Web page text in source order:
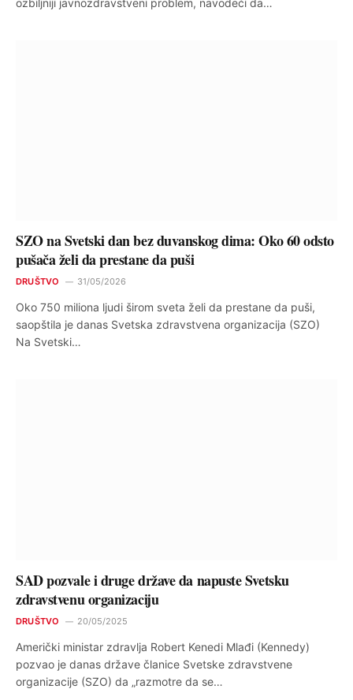
SZO na Svetski dan bez duvanskog dima: Oko 60 odsto
pušača želi da prestane da puši
DRUŠTVO 31/05/2026
Oko 750 miliona ljudi širom sveta želi da prestane da puši,
saopštila je danas Svetska zdravstvena organizacija (SZO)
Na Svetski…
SAD pozvale i druge države da napuste Svetsku
zdravstvenu organizaciju
DRUŠTVO 20/05/2025
Američki ministar zdravlja Robert Kenedi Mlađi (Kennedy)
pozvao je danas države članice Svetske zdravstvene
organizacije (SZO) da „razmotre da se…